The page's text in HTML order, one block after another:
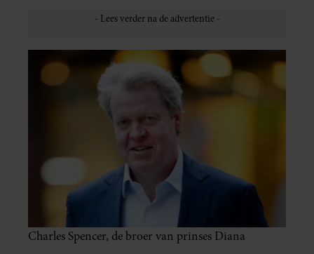
Charles Spencer, de broer van prinses Diana